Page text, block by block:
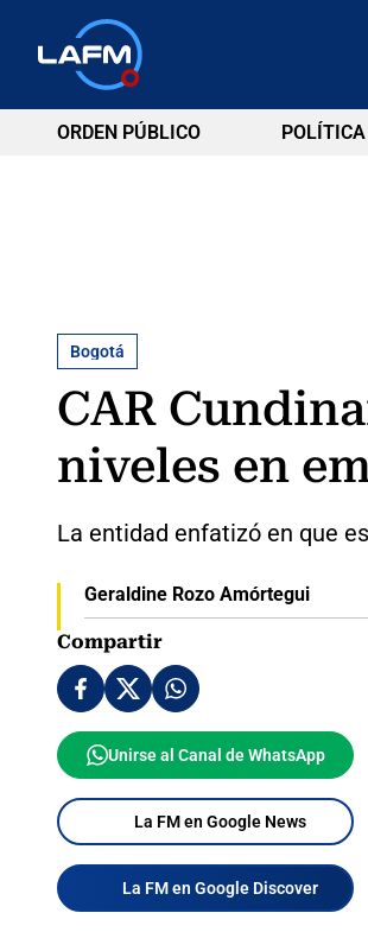
ORDEN PÚBLICO POLÍTICA
Bogotá
CAR
niveles en
La entidad enfatizó en que
Geraldine Rozo Amórtegui
Compartir
Unirse al Canal de WhatsApp
La FM en Google News
La FM en Google Discover